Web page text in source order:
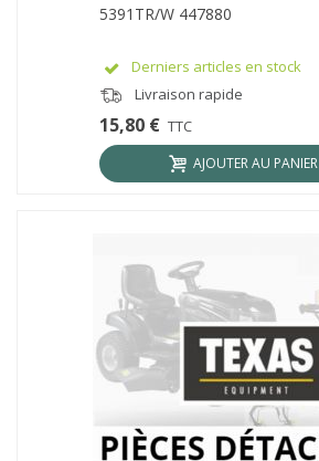
5391TR/W 447880
Derniers articles en stock
Livraison rapide
15,80 € TTC
AJOUTER AU PANIER